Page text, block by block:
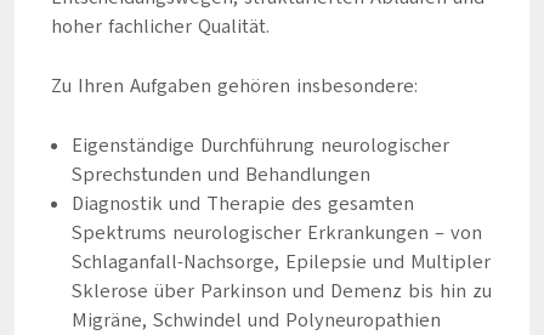
hoher fachlicher Qualität.
Zu Ihren Aufgaben gehören insbesondere:
Eigenständige Durchführung neurologischer
Sprechstunden und Behandlungen
Diagnostik und Therapie des gesamten
Spektrums neurologischer Erkrankungen – von
Schlaganfall-Nachsorge, Epilepsie und Multipler
Sklerose über Parkinson und Demenz bis hin zu
Migräne, Schwindel und Polyneuropathien